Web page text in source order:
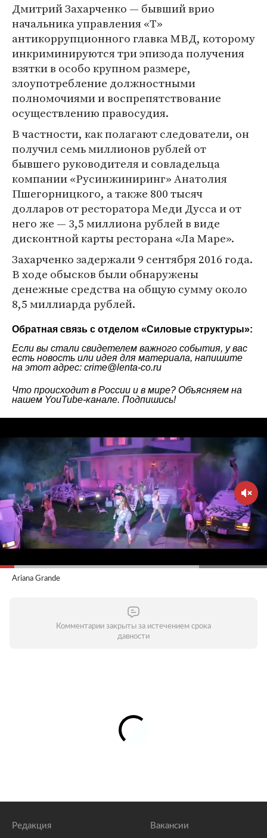
Дмитрий Захарченко — бывший врио
начальника управления «Т»
антикоррупционного главка МВД, которому
инкриминируются три эпизода получения
взятки в особо крупном размере,
злоупотребление должностными
полномочиями и воспрепятствование
осуществлению правосудия.
В частности, как полагают следователи, он
получил семь миллионов рублей от
бывшего руководителя и совладельца
компании «Русинжиниринг» Анатолия
Пшегорницкого, а также 800 тысяч
долларов от ресторатора Меди Дусса и от
него же — 3,5 миллиона рублей в виде
дисконтной карты ресторана «Ла Маре».
Захарченко задержали 9 сентября 2016 года.
В ходе обысков были обнаружены
денежные средства на общую сумму около
8,5 миллиарда рублей.
Обратная связь с отделом «Силовые структуры»:
Если вы стали свидетелем важного события, у вас
есть новость или идея для материала, напишите
на этот адрес: crime@lenta-co.ru
Что происходит в России и в мире? Объясняем на
нашем YouTube-канале. Подпишись!
Ariana Grande
Комментарии закрыты за истечением срока
давности
Редакция Вакансии